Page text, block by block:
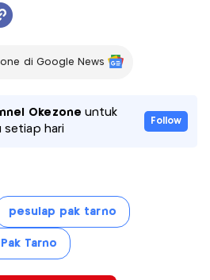
di Google News
Okezone untuk
hari
Follow
pesulap pak tarno
Pak Tarno